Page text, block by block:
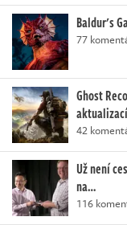
Baldur's
77
Ghost
42
Už není
na…
116